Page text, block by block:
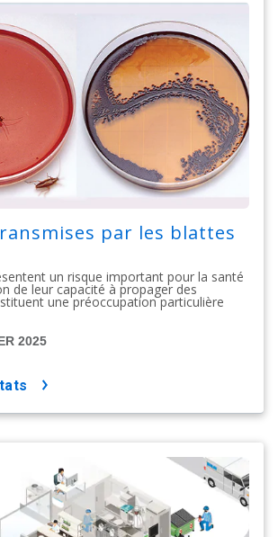
par les blattes
un risque important pour la santé
de leur capacité à propager des
une préoccupation particulière
2025